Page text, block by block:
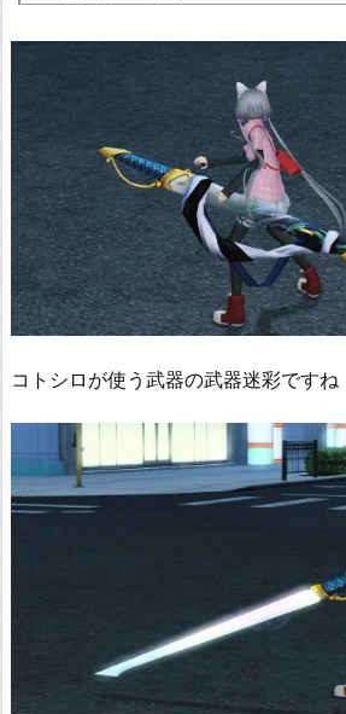
コトシロが使う武器の武器迷彩ですね